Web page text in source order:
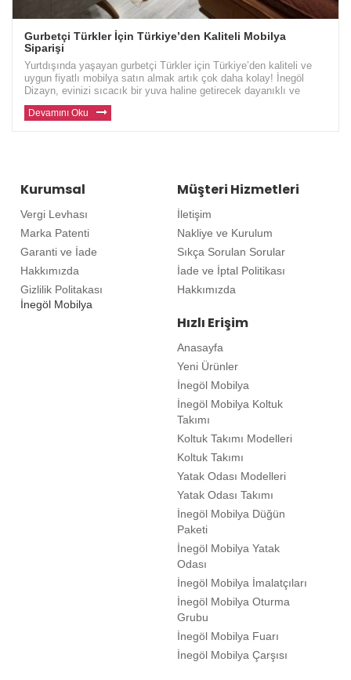
Gurbetçi Türkler İçin Türkiye’den Kaliteli Mobilya
Siparişi
Yurtdışında yaşayan gurbetçi Türkler için Türkiye’den kaliteli ve
uygun fiyatlı mobilya satın almak artık çok daha kolay! İnegöl
Dizayn, evinizi sıcacık bir yuva haline getirecek dayanıklı ve
modern mobilyalar sunuyor. Avrupa ve diğer ülkelerde yaşayan gu
Devamını Oku
Kurumsal
Vergi Levhası
Marka Patenti
Garanti ve İade
Hakkımızda
Gizlilik Politakası
İnegöl Mobilya
Müşteri Hizmetleri
İletişim
Nakliye ve Kurulum
Sıkça Sorulan Sorular
İade ve İptal Politikası
Hakkımızda
Hızlı Erişim
Anasayfa
Yeni Ürünler
İnegöl Mobilya
İnegöl Mobilya Koltuk
Takımı
Koltuk Takımı Modelleri
Koltuk Takımı
Yatak Odası Modelleri
Yatak Odası Takımı
İnegöl Mobilya Düğün
Paketi
İnegöl Mobilya Yatak
Odası
İnegöl Mobilya İmalatçıları
İnegöl Mobilya Oturma
Grubu
İnegöl Mobilya Fuarı
İnegöl Mobilya Çarşısı